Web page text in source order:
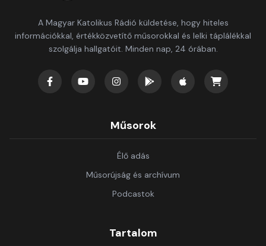
A Magyar Katolikus Rádió küldetése, hogy hiteles
információkkal, értékközvetítő műsorokkal és lelki táplálékkal
szolgálja hallgatóit. Minden nap, 24 órában.
Műsorok
Élő adás
Műsorújság és archívum
Podcastok
Tartalom